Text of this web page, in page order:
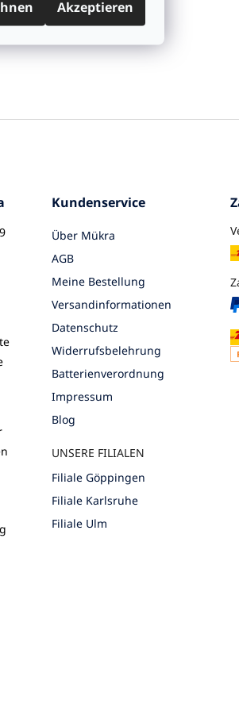
Akzeptieren
Kundenservice
Über Mükra
AGB
Meine Bestellung
Versandinformationen
Datenschutz
Widerrufsbelehrung
Batterienverordnung
Impressum
Blog
UNSERE FILIALEN
Filiale Göppingen
Filiale Karlsruhe
Filiale Ulm